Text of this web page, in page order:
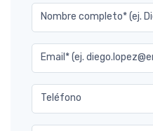
Nombre completo* (ej.
Email* (ej.
Teléfono